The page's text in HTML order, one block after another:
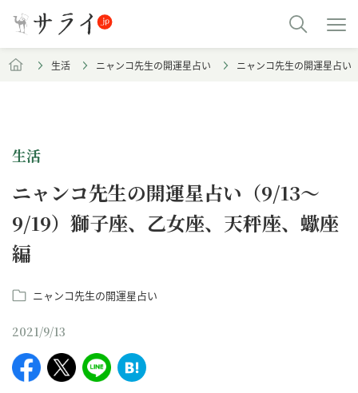
生活 ニャンコ先生の開運星占い ニャンコ先生の開運星占
生活
ニャンコ先生の開運星占い（9/13～
9/19）獅子座、乙女座、天秤座、蠍座
編
ニャンコ先生の開運星占い
2021/9/13